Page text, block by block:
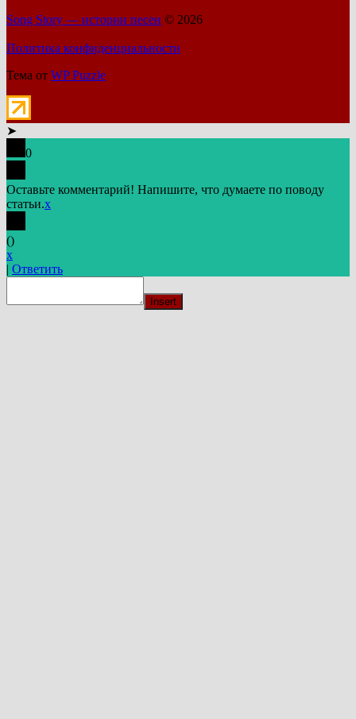
Song Story — истории песен © 2026
Политика конфиденциальности
Тема от WP Puzzle
➤
0
Оставьте комментарий! Напишите, что думаете по поводу
статьи.x
()
x
| Ответить
Insert